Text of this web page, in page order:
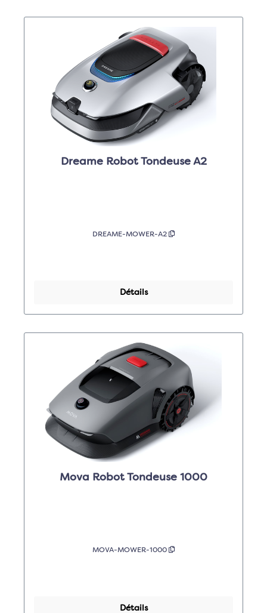
Dreame Robot Tondeuse A2
DREAME-MOWER-A2
Détails
Mova Robot Tondeuse 1000
MOVA-MOWER-1000
Détails